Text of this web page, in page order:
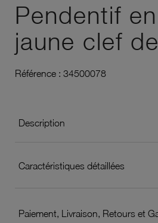
Pendentif
jaune clef
Référence : 34500078
Description
Caractéristiques détaillées
Paiement, Livraison, Retours et